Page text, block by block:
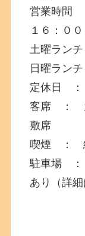
営業時間
１６：０
土曜ラン
日曜ラ
定休日
客席 ：
敷席
喫煙 ：
駐車場 ：
あり（詳細